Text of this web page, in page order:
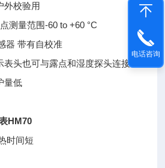
外校验用
测量范围-60 to +60 °C
器 带有自校准
表头也可与露点和湿度探头连接
量低
HM70
时间短
电话咨询